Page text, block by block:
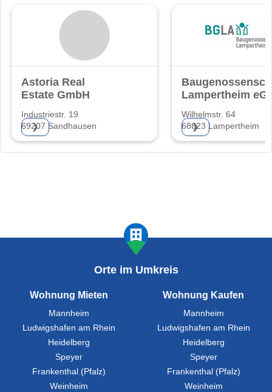
Astoria Real
Estate GmbH
Industriestr. 19
69207 Sandhausen
❯
Lampertheim eG
Wilhelmstr. 64
68623 Lampertheim
❯
Orte im Umkreis
Wohnung Mieten
Mannheim
Ludwigshafen am Rhein
Heidelberg
Speyer
Frankenthal (Pfalz)
Weinheim
Wohnung Kaufen
Mannheim
Ludwigshafen am Rhein
Heidelberg
Speyer
Frankenthal (Pfalz)
Weinheim